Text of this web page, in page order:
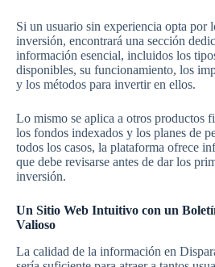
Si un usuario sin experiencia opta por
inversión, encontrará una sección
información esencial, incluidos los
disponibles, su funcionamiento, los
y los métodos para invertir en ellos.
Lo mismo se aplica a otros productos
los fondos indexados y los planes de
todos los casos, la plataforma ofrece
que debe revisarse antes de dar los
inversión.
Un Sitio Web Intuitivo con un
Valioso
La calidad de la información en